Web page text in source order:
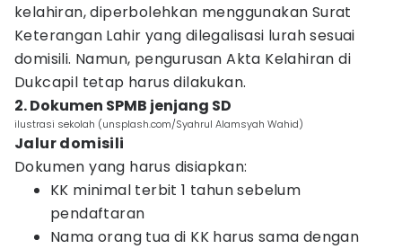
kelahiran, diperbolehkan menggunakan Surat
Keterangan Lahir yang dilegalisasi lurah sesuai
domisili. Namun, pengurusan Akta Kelahiran di
Dukcapil tetap harus dilakukan.
2. Dokumen SPMB jenjang SD
ilustrasi sekolah (unsplash.com/Syahrul Alamsyah Wahid)
Jalur domisili
Dokumen yang harus disiapkan:
KK minimal terbit 1 tahun sebelum
pendaftaran
Nama orang tua di KK harus sama dengan